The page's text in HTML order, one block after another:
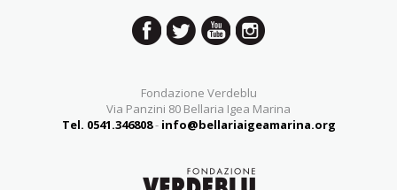
Fondazione Verdeblu
Via Panzini 80 Bellaria Igea Marina
Tel. 0541.346808-info@bellariaigeamarina.org